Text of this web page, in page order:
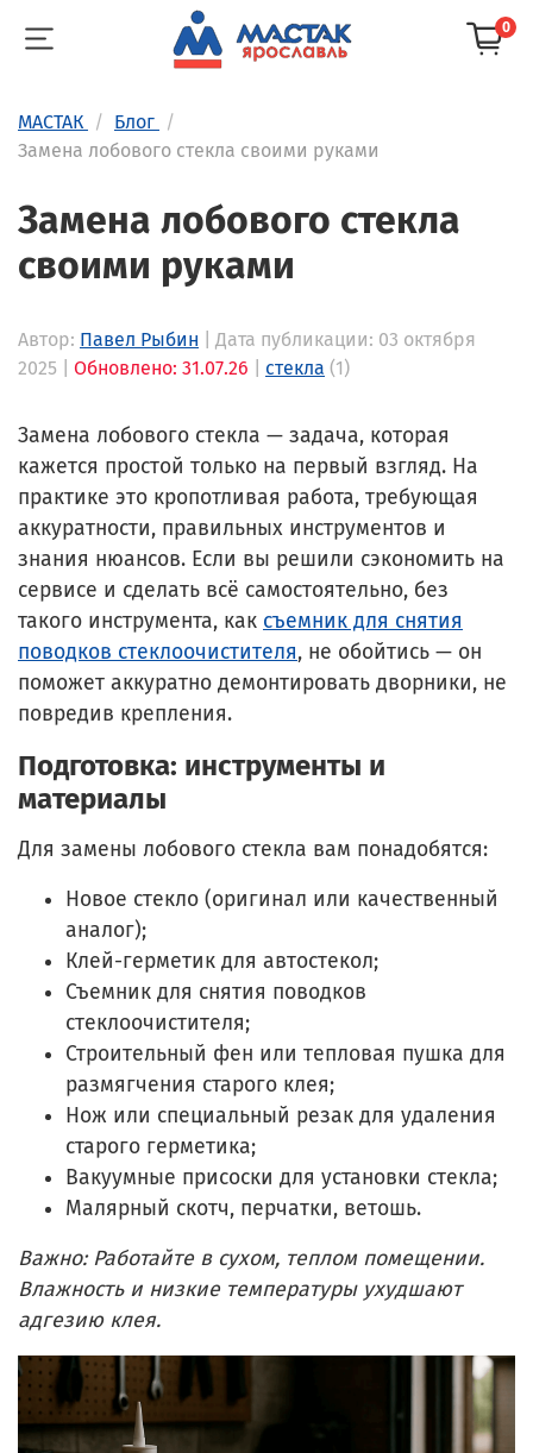
0
МАСТАК
Блог
Замена лобового стекла своими руками
Замена лобового стекла
своими руками
Автор: Павел Рыбин | Дата публикации: 03 октября
2025 | Обновлено: 31.07.26 стекла (1)
Замена лобового стекла — задача, которая
кажется простой только на первый взгляд. На
практике это кропотливая работа, требующая
аккуратности, правильных инструментов и
знания нюансов. Если вы решили сэкономить на
сервисе и сделать всё самостоятельно, без
такого инструмента, как съемник для снятия
поводков стеклоочистителя, не обойтись — он
поможет аккуратно демонтировать дворники, не
повредив крепления.
Подготовка: инструменты и
материалы
Для замены лобового стекла вам понадобятся:
Новое стекло (оригинал или качественный
аналог);
Клей-герметик для автостекол;
Съемник для снятия поводков
стеклоочистителя;
Строительный фен или тепловая пушка для
размягчения старого клея;
Нож или специальный резак для удаления
старого герметика;
Вакуумные присоски для установки стекла;
Малярный скотч, перчатки, ветошь.
Важно: Работайте в сухом, теплом помещении.
Влажность и низкие температуры ухудшают
адгезию клея.